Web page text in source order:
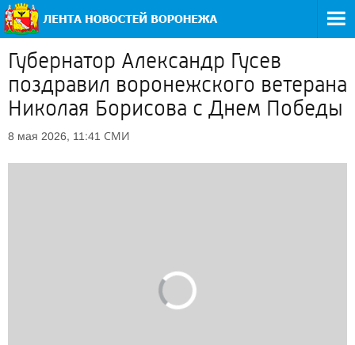
Губернатор Александр Гусев
поздравил воронежского ветерана
Николая Борисова с Днем Победы
8 мая 2026, 11:41 СМИ